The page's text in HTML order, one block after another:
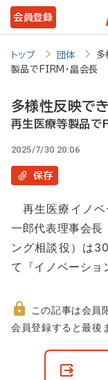
メ
イ
テ
ツ
に
動
会員登録
トップ 団体
製品でFIRM・畠会長
多様性反映で
再生医療等製品で
2025/7/30 20:06
保存
再生医療イノベ
一郎代表理事会長
ング相談役）は
て『イノベーシ
非
この記事は会員
会員登録すると最後